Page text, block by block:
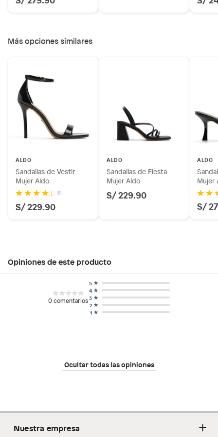
Más opciones similares
ALDO
Sandalias de Vestir
Mujer Aldo
(8)
S/ 229.90
ALDO
Sandalias de Fiesta
Mujer Aldo
S/ 229.90
ALDO
Mujer
S/
Opiniones de este producto
0comentarios
1
2
3
4
5
Ocultar todas las opiniones
Nuestra empresa